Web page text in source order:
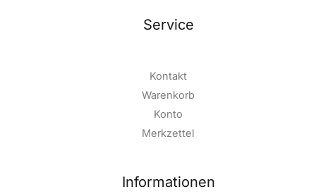
Service
Kontakt
Warenkorb
Konto
Merkzettel
Informationen